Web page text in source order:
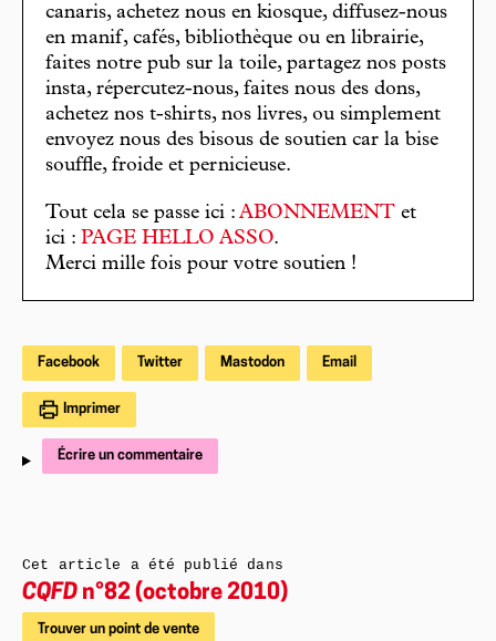
canaris, achetez nous en kiosque, diffusez-nous
en manif, cafés, bibliothèque ou en librairie,
faites notre pub sur la toile, partagez nos posts
insta, répercutez-nous, faites nous des dons,
achetez nos t-shirts, nos livres, ou simplement
envoyez nous des bisous de soutien car la bise
souffle, froide et pernicieuse.
Tout cela se passe ici : ABONNEMENT et
ici : PAGE HELLO ASSO.
Merci mille fois pour votre soutien !
Facebook Twitter Mastodon Email
Imprimer
Écrire un commentaire
Cet article a été publié dans
CQFD n°82 (octobre 2010)
Trouver un point de vente